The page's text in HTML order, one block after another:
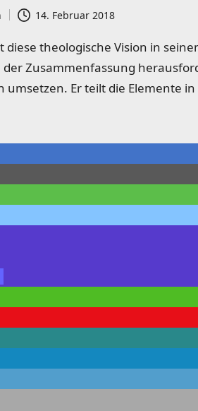
14. Februar 2018
diese theologische Vision in
der Zusammenfassung
umsetzen. Er teilt die Elemente